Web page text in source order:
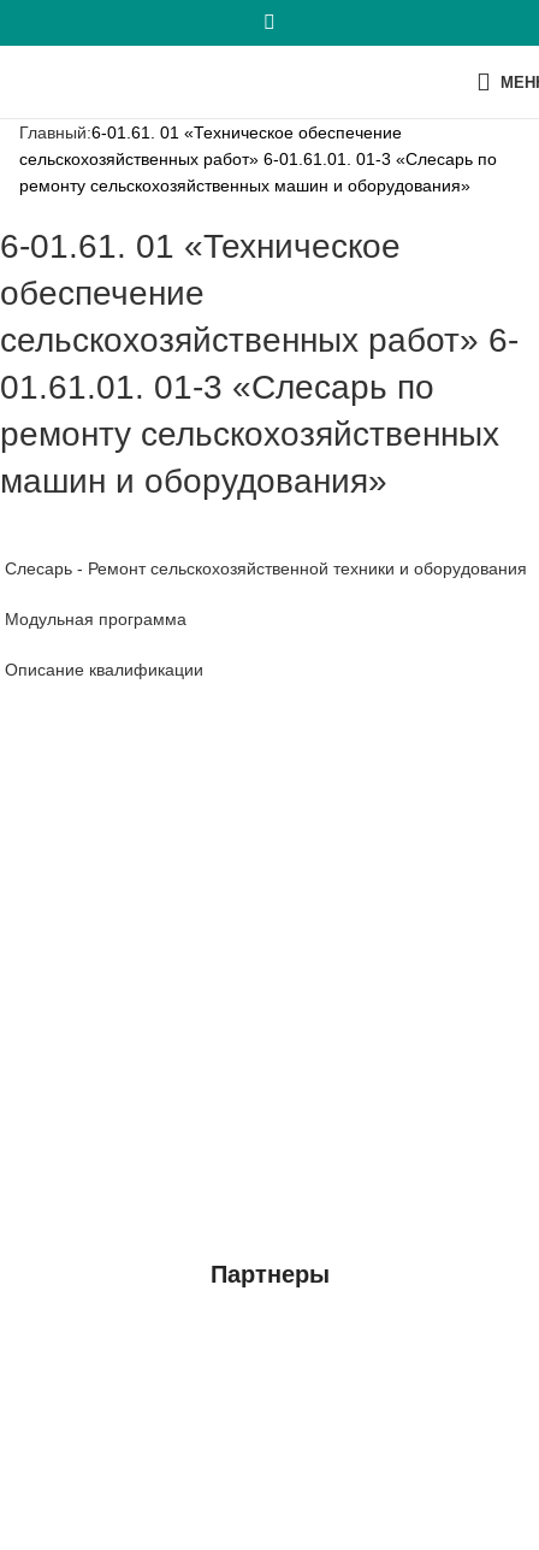
Главный:6-01.61. 01 «Техническое обеспечение
сельскохозяйственных работ» 6-01.61.01. 01-3 «Слесарь по
ремонту сельскохозяйственных машин и оборудования»
6-01.61. 01 «Техническое
обеспечение
сельскохозяйственных работ» 6-
01.61.01. 01-3 «Слесарь по
ремонту сельскохозяйственных
машин и оборудования»
Слесарь - Ремонт сельскохозяйственной техники и оборудования
Модульная программа
Описание квалификации
Партнеры